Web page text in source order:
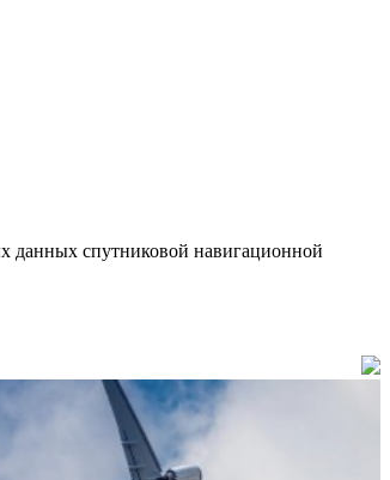
данных спутниковой навигационной